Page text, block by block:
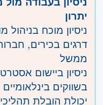
יתרון
ניסיון מוכח בניהול
דרגים בכירים,
ממשל
ניסיון ביישום
בשווקים בינלאומיים
יכולת הובלת